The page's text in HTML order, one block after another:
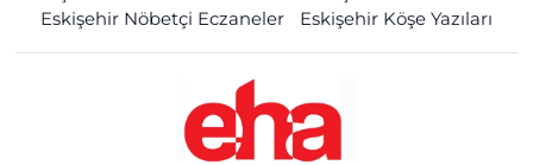
Eskişehir Nöbetçi Eczaneler
Eskişehir Köşe Yazıları